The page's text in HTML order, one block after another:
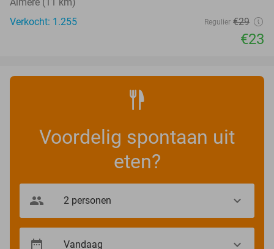
Verkocht: 1.255
Regulier €29
€23
Voordelig spontaan uit
eten?